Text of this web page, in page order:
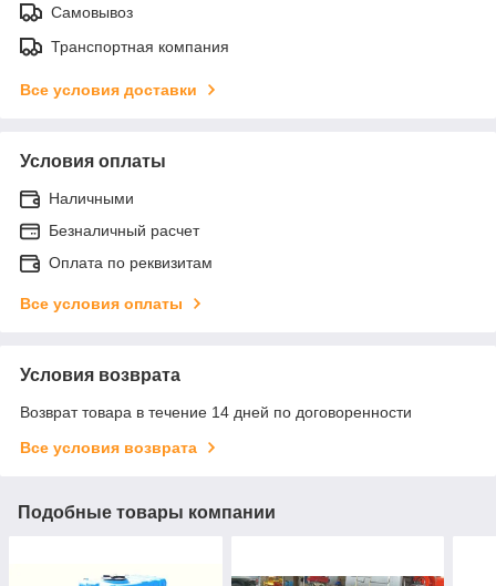
Самовывоз
Транспортная компания
Все условия доставки
Условия оплаты
Наличными
Безналичный расчет
Оплата по реквизитам
Все условия оплаты
Условия возврата
Возврат товара в течение 14 дней по договоренности
Все условия возврата
Подобные товары компании